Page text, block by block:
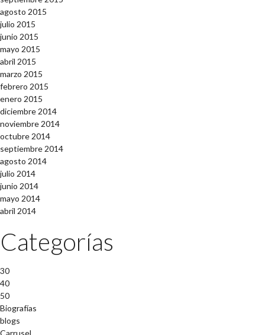
agosto 2015
julio 2015
junio 2015
mayo 2015
abril 2015
marzo 2015
febrero 2015
enero 2015
diciembre 2014
noviembre 2014
octubre 2014
septiembre 2014
agosto 2014
julio 2014
junio 2014
mayo 2014
abril 2014
Categorías
30
40
50
Biografías
blogs